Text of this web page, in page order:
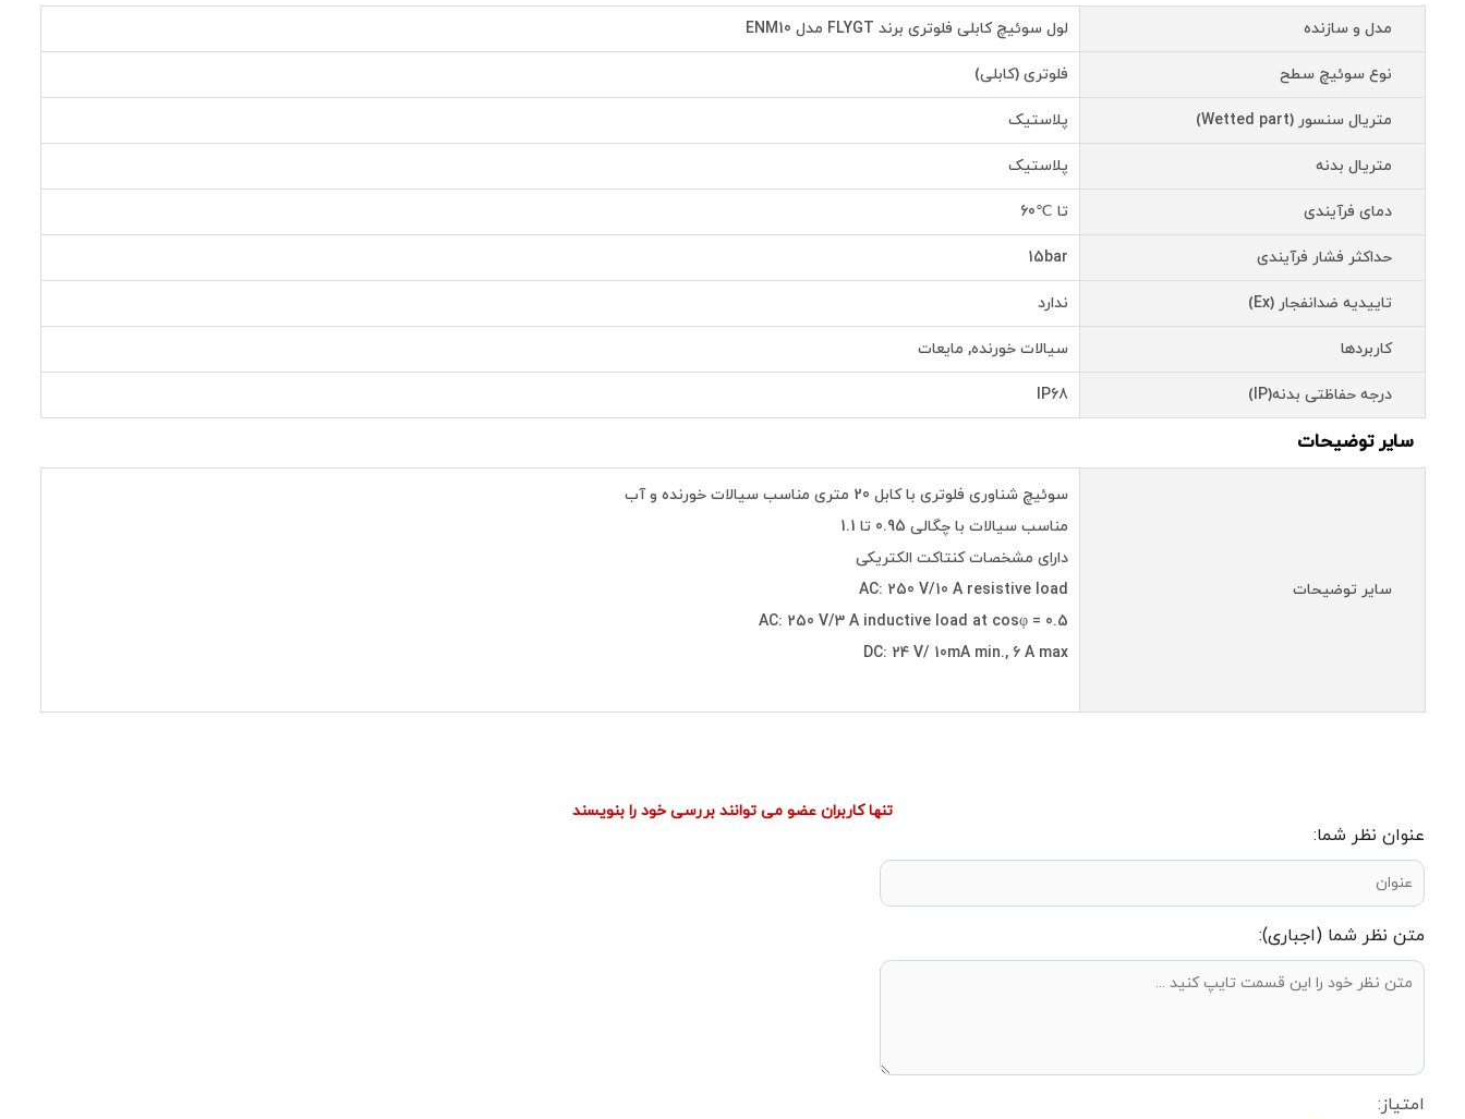
مدل و سازنده لول سوئیچ کابلی فلوتری برند FLYGT مدل ENM10
نوع سوئیچ سطح فلوتری (کابلی)
متریال سنسور (Wetted part) پلاستیک
متریال بدنه پلاستیک
دمای فرآیندی تا ℃60
حداکثر فشار فرآیندی 15bar
تاییدیه ضدانفجار (Ex) ندارد
کاربردها سیالات خورنده, مایعات
درجه حفاظتی بدنه(IP) IP68
سایر توضیحات
سایر توضیحات
سوئیچ شناوری فلوتری با کابل 20 متری مناسب سیالات خورنده و آب
مناسب سیالات با چگالی 0.95 تا 1.1
دارای مشخصات کنتاکت الکتریکی
AC: 250 V/10 A resistive load
AC: 250 V/3 A inductive load at cosφ = 0.5
DC: 24 V/ 10mA min., 6 A max
تنها کاربران عضو می توانند بررسی خود را بنویسند
عنوان نظر شما:
متن نظر شما (اجباری):
امتیاز: